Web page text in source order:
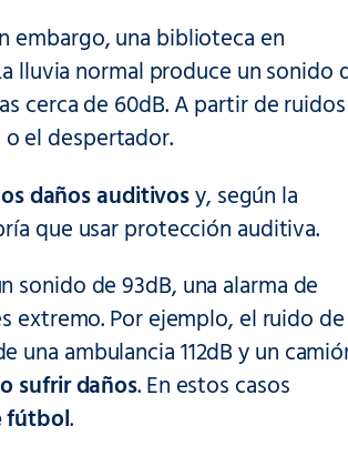
embargo, una biblioteca en
lluvia normal produce un sonido
cerca de 60dB. A partir de ruidos
el despertador.
daños auditivosy, según la
que usar protección auditiva.
sonido de 93dB, una alarma de
extremo. Por ejemplo, el ruido de
una ambulancia 112dB y un
sufrir daños. En estos casos
fútbol.